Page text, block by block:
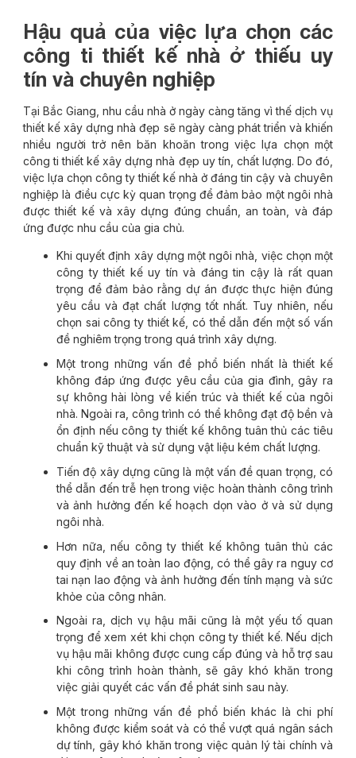
Hậu quả của việc lựa chọn các
công ti thiết kế nhà ở thiếu uy
tín và chuyên nghiệp
Tại Bắc Giang, nhu cầu nhà ở ngày càng tăng vì thế dịch vụ
thiết kế xây dựng nhà đẹp sẽ ngày càng phát triển và khiến
nhiều người trở nên băn khoăn trong việc lựa chọn một
công ti thiết kế xây dựng nhà đẹp uy tín, chất lượng. Do đó,
việc lựa chọn công ty thiết kế nhà ở đáng tin cậy và chuyên
nghiệp là điều cực kỳ quan trọng để đảm bảo một ngôi nhà
được thiết kế và xây dựng đúng chuẩn, an toàn, và đáp
ứng được nhu cầu của gia chủ.
Khi quyết định xây dựng một ngôi nhà, việc chọn một
công ty thiết kế uy tín và đáng tin cậy là rất quan
trọng để đảm bảo rằng dự án được thực hiện đúng
yêu cầu và đạt chất lượng tốt nhất. Tuy nhiên, nếu
chọn sai công ty thiết kế, có thể dẫn đến một số vấn
đề nghiêm trọng trong quá trình xây dựng.
Một trong những vấn đề phổ biến nhất là thiết kế
không đáp ứng được yêu cầu của gia đình, gây ra
sự không hài lòng về kiến trúc và thiết kế của ngôi
nhà. Ngoài ra, công trình có thể không đạt độ bền và
ổn định nếu công ty thiết kế không tuân thủ các tiêu
chuẩn kỹ thuật và sử dụng vật liệu kém chất lượng.
Tiến độ xây dựng cũng là một vấn đề quan trọng, có
thể dẫn đến trễ hẹn trong việc hoàn thành công trình
và ảnh hưởng đến kế hoạch dọn vào ở và sử dụng
ngôi nhà.
Hơn nữa, nếu công ty thiết kế không tuân thủ các
quy định về an toàn lao động, có thể gây ra nguy cơ
tai nạn lao động và ảnh hưởng đến tính mạng và sức
khỏe của công nhân.
Ngoài ra, dịch vụ hậu mãi cũng là một yếu tố quan
trọng để xem xét khi chọn công ty thiết kế. Nếu dịch
vụ hậu mãi không được cung cấp đúng và hỗ trợ sau
khi công trình hoàn thành, sẽ gây khó khăn trong
việc giải quyết các vấn đề phát sinh sau này.
Một trong những vấn đề phổ biến khác là chi phí
không được kiểm soát và có thể vượt quá ngân sách
dự tính, gây khó khăn trong việc quản lý tài chính và